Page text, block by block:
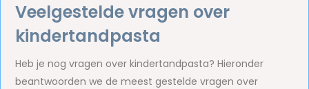
Veelgestelde vragen over
kindertandpasta
Heb je nog vragen over kindertandpasta? Hieronder
beantwoorden we de meest gestelde vragen over